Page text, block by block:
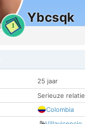
1
Ybcsqk
25 jaar
Serieuze relatie
Colombia